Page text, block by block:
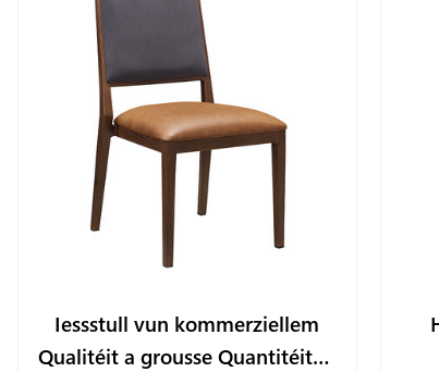
Iessstull vun kommerziellem
Qualitéit a grousse Quantitéiten